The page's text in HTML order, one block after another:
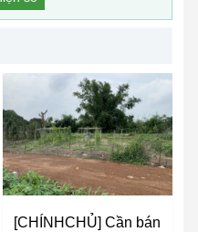
[CHÍNHCHỦ] Cần bán